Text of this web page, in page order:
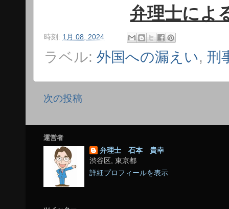
弁理士によ
時刻: 1月 08, 2024
ラベル: 外国への漏えい, 刑
次の投稿
運営者
弁理士 石本 貴幸
渋谷区, 東京都
詳細プロフィールを表示